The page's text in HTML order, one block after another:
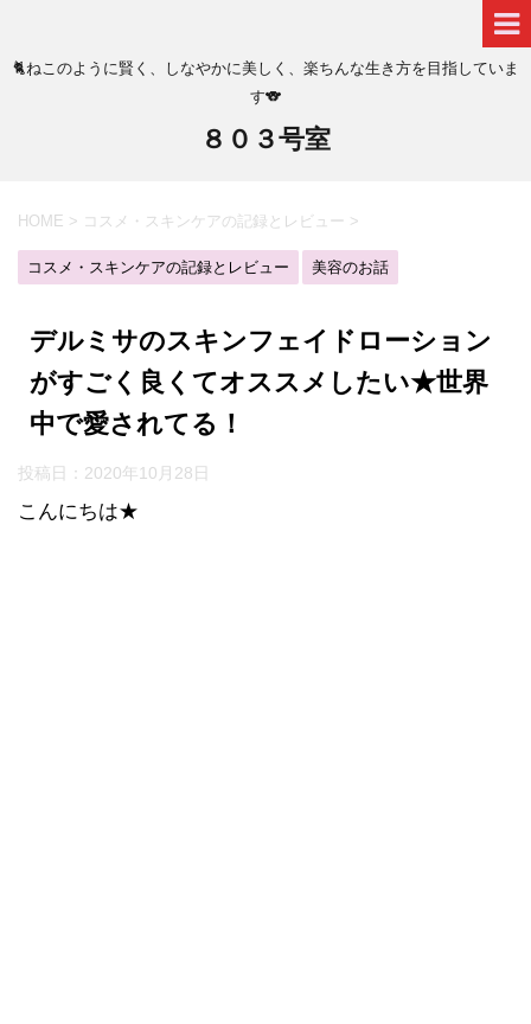
🐈ねこのように賢く、しなやかに美しく、楽ちんな生き方を目指していま
す🐨
８０３号室
HOME > コスメ・スキンケアの記録とレビュー >
コスメ・スキンケアの記録とレビュー 美容のお話
デルミサのスキンフェイドローション
がすごく良くてオススメしたい★世界
中で愛されてる！
投稿日： 2020年10月28日
こんにちは★